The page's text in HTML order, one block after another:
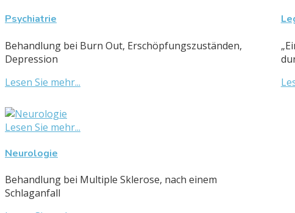
Psychiatrie
Behandlung bei Burn Out, Erschöpfungszuständen,
Depression
Lesen Sie mehr...
Lesen Sie mehr...
Neurologie
Behandlung bei Multiple Sklerose, nach einem
Schlaganfall